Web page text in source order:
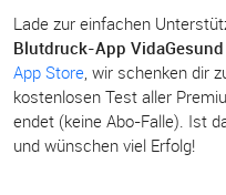
Lade zur einfachen
Blutdruck-App VidaGesund
App Store , wir schenken dir
kostenlosen Test aller
endet (keine Abo-Falle). Ist
und wünschen viel Erfolg!